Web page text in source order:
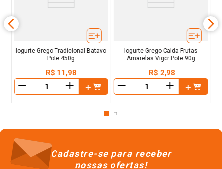
Iogurte Grego Tradicional Batavo
Pote 450g
R$ 11,98
＋
Iogurte Grego Calda Frutas
Amarelas Vigor Pote 90g
R$ 2,98
＋
Cadastre-se para receber
nossas ofertas!